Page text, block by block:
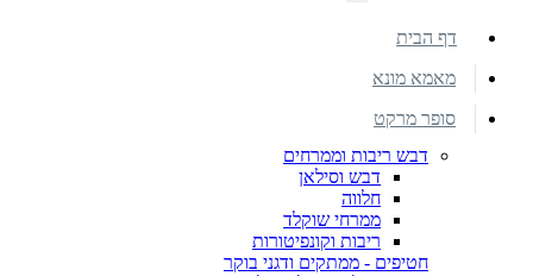
דף הבית
מאמא מונא
סופר מרקט
דבש ריבות וממרחים
דבש וסילאן
חלווה
ממרחי שוקלד
ריבות וקונפיטורות
חטיפים - ממתקים ודגני בוקר